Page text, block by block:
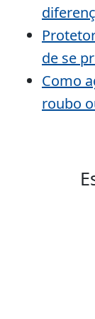
de se
Como
roubo